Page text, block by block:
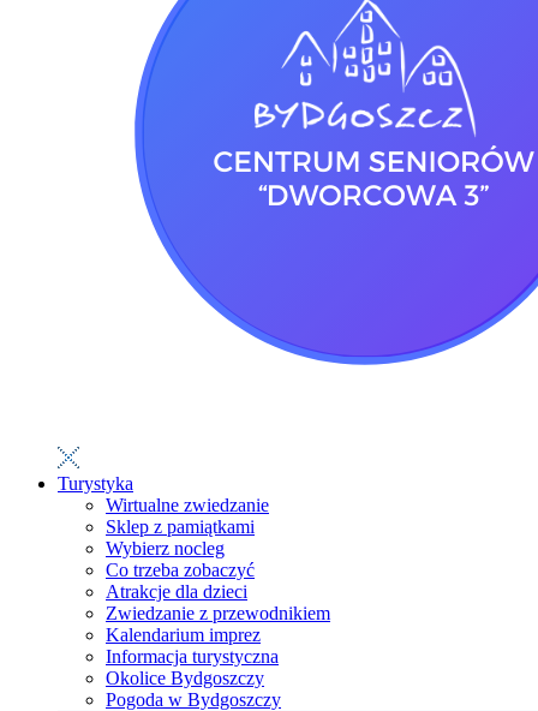
Turystyka
Wirtualne zwiedzanie
Sklep z pamiątkami
Wybierz nocleg
Co trzeba zobaczyć
Atrakcje dla dzieci
Zwiedzanie z przewodnikiem
Kalendarium imprez
Informacja turystyczna
Okolice Bydgoszczy
Pogoda w Bydgoszczy